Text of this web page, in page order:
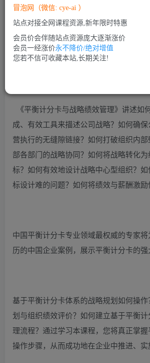
VIP会员 免费
立即购买
您当前未登录！建议登陆后购
《平衡计分卡与战略绩效管理》讲述如
成、有效工具来描述公司战略？如何确
营执行的无缝隙链接？如何打破组织内
部各部门的战略协同？如何将战略转化
标？如何有效地设计战略中心型组织？
标设计难的问题？如何将绩效与薪酬激励
中国平衡计分卡专业领域最权威的专家
历的中国企业案例，展示平衡计分卡的强
基于平衡计分卡体系的战略规划如何操
划与组织绩效评价？如何建立基于平衡
理流程？通过学习本课程，您将真正掌
操作步骤，从而成功地在企业中推进、实
冒泡网（微信: cye-ai ）
站点对接全网课程资源,新年限时特惠
会员价会伴随站点资源庞大逐渐涨价
会员一经涨价永不降价/绝对增值
您若不信可收藏本站,长期关注!